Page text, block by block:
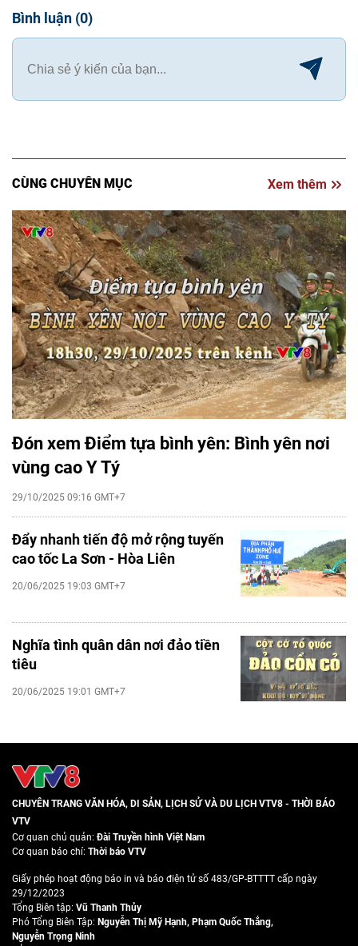
Bình luận (0)
CÙNG CHUYÊN MỤC Xem thêm
Đón xem Điểm tựa bình yên: Bình yên nơi
vùng cao Y Tý
29/10/2025 09:16 GMT+7
Đẩy nhanh tiến độ mở rộng tuyến
cao tốc La Sơn - Hòa Liên
20/06/2025 19:03 GMT+7
Nghĩa tình quân dân nơi đảo tiền
tiêu
20/06/2025 19:01 GMT+7
CHUYÊN TRANG VĂN HÓA, DI SẢN, LỊCH SỬ VÀ DU LỊCH VTV8 - THỜI BÁO
VTV
Cơ quan chủ quản:Đài Truyền hình Việt Nam
Cơ quan báo chí: Thời báo VTV
Giấy phép hoạt động báo in và báo điện tử số 483/GP-BTTTT cấp ngày
29/12/2023
Tổng Biên tập: Vũ Thanh Thủy
Phó Tổng Biên Tập: Nguyễn Thị Mỹ Hạnh, Phạm Quốc Thắng,
Nguyễn Trọng Ninh